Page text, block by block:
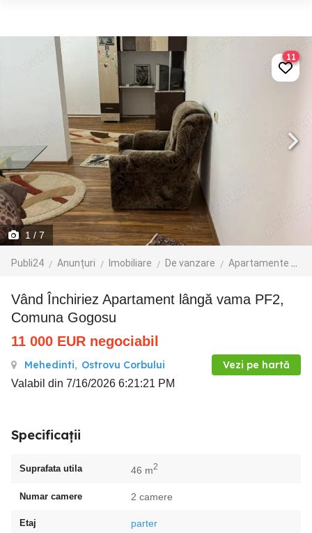
1 / 7
Publi24 Anunțuri Imobiliare De vanzare Apartamente de vanzare
11
Vând Închiriez Apartament lângă vama PF2,
Comuna Gogosu
11 000 EUR negociabil
Mehedinti, Ostrovu Corbului Vezi pe hartă
Valabil din 7/16/2026 6:21:21 PM
Specificații
Suprafata utila 46 m2
Numar camere 2 camere
Etaj parter